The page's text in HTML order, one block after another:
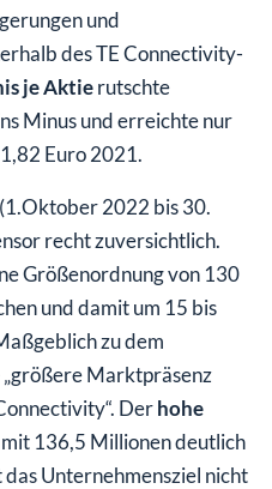
und
des TE Connectivity-
je Aktierutschte
Minus und erreichte nur
Euro 2021.
2022 bis 30.
recht zuversichtlich.
Größenordnung von 130
und damit um 15 bis
zu dem
Marktpräsenz
Derhohe
136,5 Millionen deutlich
das Unternehmensziel nicht